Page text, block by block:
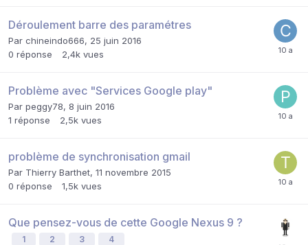
Déroulement barre des paramétres
Par chineindo666, 25 juin 2016
0 réponse 2,4k vues
Problème avec "Services Google play"
Par peggy78, 8 juin 2016
1 réponse 2,5k vues
problème de synchronisation gmail
Par Thierry Barthet, 11 novembre 2015
0 réponse 1,5k vues
Que pensez-vous de cette Google Nexus 9 ?
1 2 3 4